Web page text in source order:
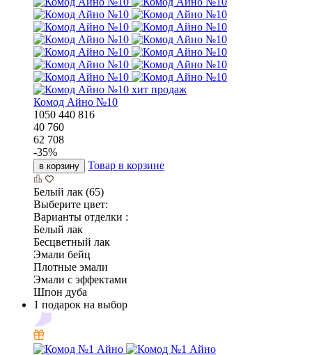
хит продаж
Комод Айно №10
1050 440 816
40 760
62 708
-35%
в корзину Товар в корзине
Белый лак (65)
Выберите цвет:
Варианты отделки :
Белый лак
Бесцветный лак
Эмали бейц
Плотные эмали
Эмали с эффектами
Шпон дуба
1 подарок на выбор